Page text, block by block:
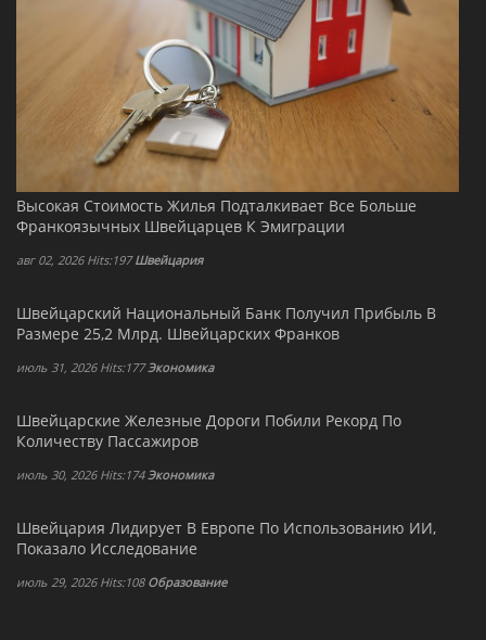
Высокая Стоимость Жилья Подталкивает Все Больше
Франкоязычных Швейцарцев К Эмиграции
авг 02, 2026 Hits:197Швейцария
Швейцарский Национальный Банк Получил Прибыль В
Размере 25,2 Млрд. Швейцарских Франков
июль 31, 2026 Hits:177Экономика
Швейцарские Железные Дороги Побили Рекорд По
Количеству Пассажиров
июль 30, 2026 Hits:174Экономика
Швейцария Лидирует В Европе По Использованию ИИ,
Показало Исследование
июль 29, 2026 Hits:108 Образование